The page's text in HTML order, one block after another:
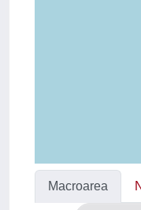
Macroarea